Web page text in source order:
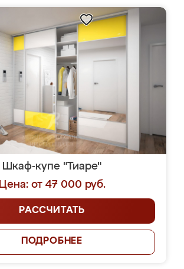
Шкаф-купе "Тиаре"
Цена: от 47 000 руб.
РАССЧИТАТЬ
ПОДРОБНЕЕ